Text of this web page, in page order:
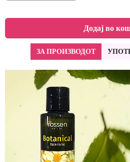
Додај во
ЗА ПРОИЗВОДОТ